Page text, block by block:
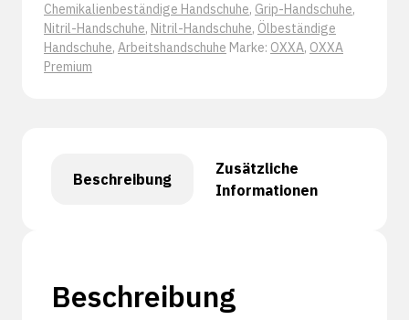
Chemikalienbeständige Handschuhe, Grip-Handschuhe,
Nitril-Handschuhe, Nitril-Handschuhe, Ölbeständige
Handschuhe, Arbeitshandschuhe Marke: OXXA, OXXA
Premium
Beschreibung
Zusätzliche
Informationen
Beschreibung